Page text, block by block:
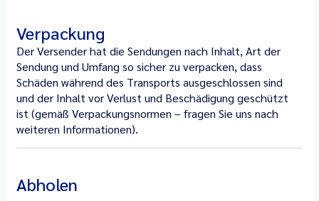
Verpackung
Der Versender hat die Sendungen nach Inhalt, Art der
Sendung und Umfang so sicher zu verpacken, dass
Schäden während des Transports ausgeschlossen sind
und der Inhalt vor Verlust und Beschädigung geschützt
ist (gemäß Verpackungsnormen – fragen Sie uns nach
weiteren Informationen).
Abholen